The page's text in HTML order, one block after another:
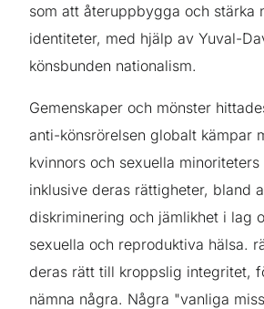
som att återuppbygga och stärka
identiteter, med hjälp av Yuval-
könsbunden nationalism.
Gemenskaper och mönster
anti-könsrörelsen globalt kämpar
kvinnors och sexuella minoriteters
inklusive deras rättigheter, bland
diskriminering och jämlikhet i lag
sexuella och reproduktiva hälsa.
deras rätt till kroppslig integritet,
nämna några. Några "vanliga